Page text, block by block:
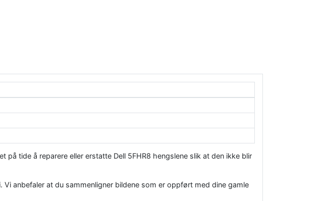
tide å reparere eller erstatte Dell 5FHR8 hengslene slik at den ikke blir
anbefaler at du sammenligner bildene som er oppført med dine gamle